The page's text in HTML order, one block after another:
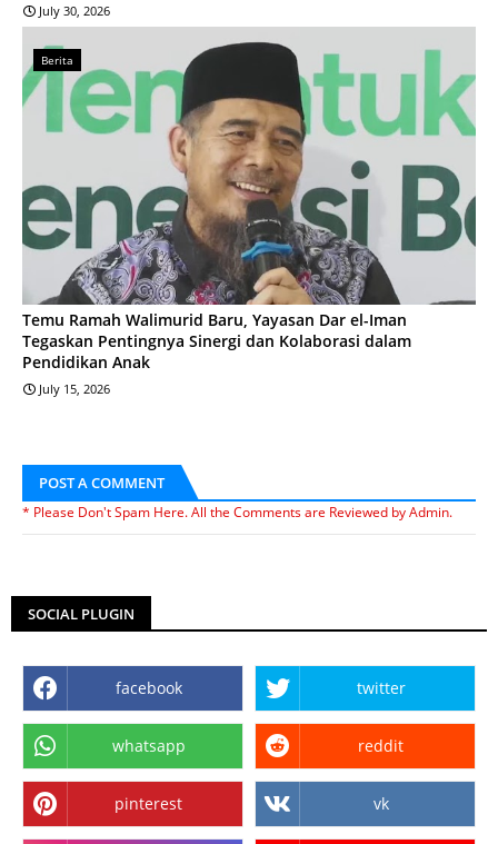
July 30, 2026
Berita
Temu Ramah Walimurid Baru, Yayasan Dar el-Iman
Tegaskan Pentingnya Sinergi dan Kolaborasi dalam
Pendidikan Anak
July 15, 2026
POST A COMMENT
* Please Don't Spam Here. All the Comments are Reviewed by Admin.
SOCIAL PLUGIN
facebook twitter
whatsapp reddit
pinterest vk